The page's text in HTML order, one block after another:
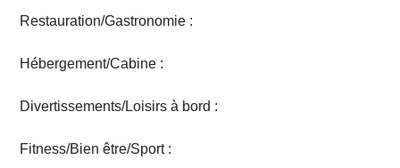
Restauration/Gastronomie :
Hébergement/Cabine :
Divertissements/Loisirs à bord :
Fitness/Bien être/Sport :